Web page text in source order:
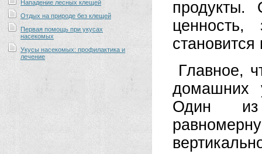
Нападение лесных клещей
Отдых на природе без клещей
Первая помощь при укусах
насекомых
Укусы насекомых: профилактика и
лечение
продукты.
Главное,
домашних
Один из